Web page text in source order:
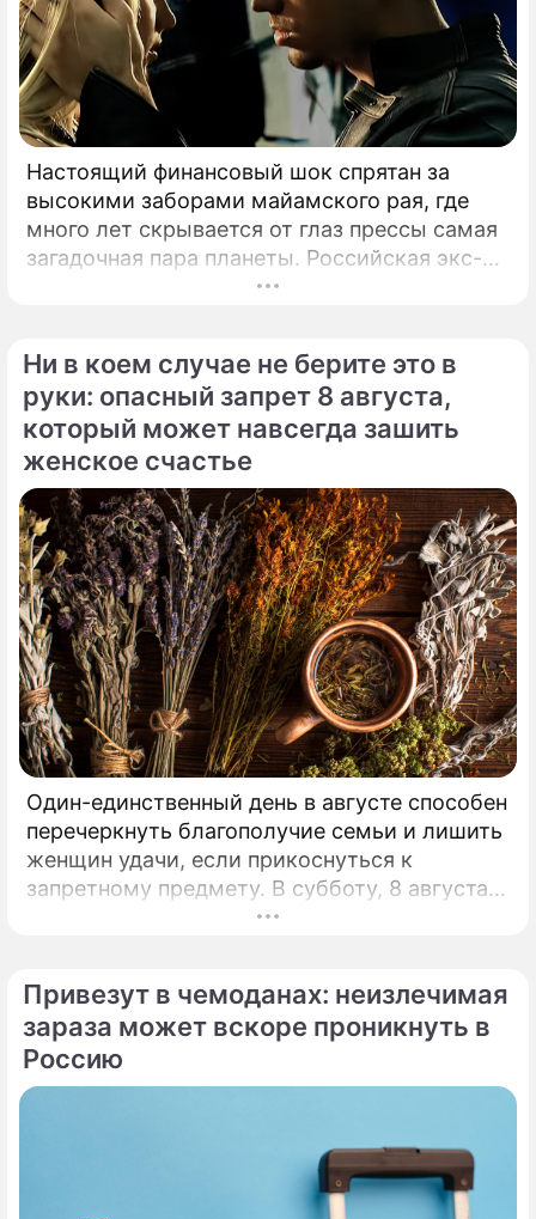
Настоящий финансовый шок спрятан за
высокими заборами майамского рая, где
много лет скрывается от глаз прессы самая
загадочная пара планеты. Российская экс-
теннисистка Анна Курникова и испанский
самых закрытых и непубличных пар
мирового шоу-бизнеса.
Ни в коем случае не берите это в
руки: опасный запрет 8 августа,
который может навсегда зашить
женское счастье
Один-единственный день в августе способен
перечеркнуть благополучие семьи и лишить
женщин удачи, если прикоснуться к
запретному предмету. В субботу, 8 августа,
православная церковь молитвенно чтит
Никомидийских.
Привезут в чемоданах: неизлечимая
зараза может вскоре проникнуть в
Россию